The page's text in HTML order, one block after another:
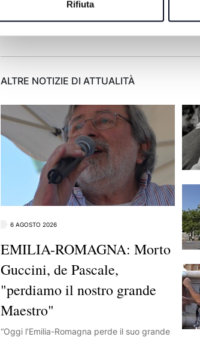
Rifiuta
ALTRE NOTIZIE DI ATTUALITÀ
6 AGOSTO 2026
EMILIA-ROMAGNA: Morto
Guccini, de Pascale,
"perdiamo il nostro grande
Maestro"
“Oggi l’Emilia-Romagna perde il suo grande